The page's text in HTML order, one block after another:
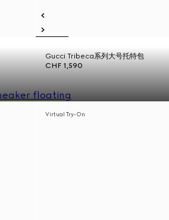
Gucci Tribeca系列大号托特包
CHF 1,590
Virtual Try-On